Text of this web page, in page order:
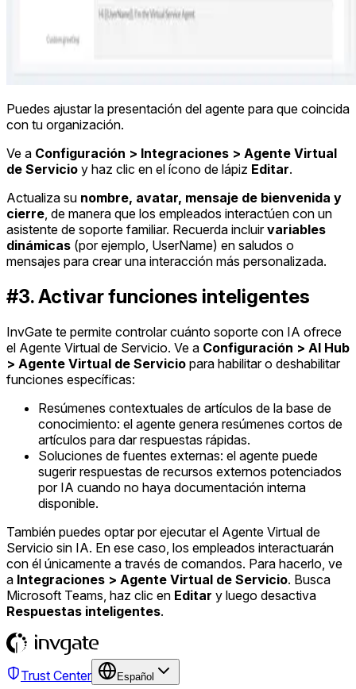
Puedes ajustar la presentación del agente para que coincida
con tu organización.
Ve a Configuración > Integraciones > Agente Virtual
de Servicio y haz clic en el ícono de lápiz Editar.
Actualiza su nombre, avatar, mensaje de bienvenida y
cierre , de manera que los empleados interactúen con un
asistente de soporte familiar. Recuerda incluirvariables
dinámicas (por ejemplo, UserName) en saludos o
mensajes para crear una interacción más personalizada.
#3. Activar funciones inteligentes
InvGate te permite controlar cuánto soporte con IA ofrece
el Agente Virtual de Servicio. Ve a Configuración > AI Hub
> Agente Virtual de Servicio para habilitar o deshabilitar
funciones específicas:
Resúmenes contextuales de artículos de la base de
conocimiento: el agente genera resúmenes cortos de
artículos para dar respuestas rápidas.
Soluciones de fuentes externas: el agente puede
sugerir respuestas de recursos externos potenciados
por IA cuando no haya documentación interna
disponible.
También puedes optar por ejecutar el Agente Virtual de
Servicio sin IA. En ese caso, los empleados interactuarán
con él únicamente a través de comandos. Para hacerlo, ve
a Integraciones > Agente Virtual de Servicio. Busca
Microsoft Teams, haz clic en Editar y luego desactiva
Respuestas inteligentes.
Trust Center Español